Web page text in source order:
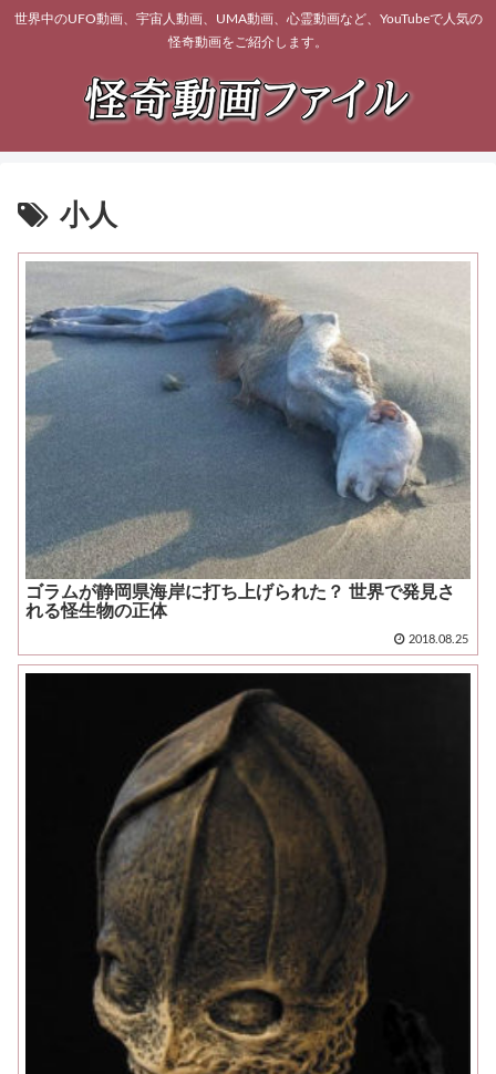
世界中のUFO動画、宇宙人動画、UMA動画、心霊動画など、YouTubeで人気の
怪奇動画をご紹介します。
小人
ゴラムが静岡県海岸に打ち上げられた？ 世界で発見さ
れる怪生物の正体
2018.08.25